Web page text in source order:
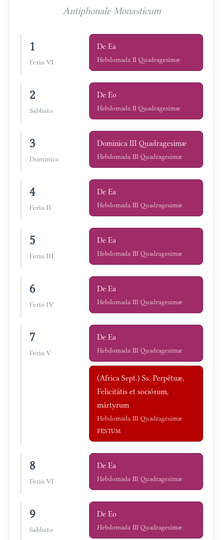
Antiphonale Monasticum
1
Feria VI
De Ea
Hebdomada II Quadragesimæ
2
Sabbato
De Eo
Hebdomada II Quadragesimæ
3
Dominica
Dominica III Quadragesimæ
Hebdomada III Quadragesimæ
4
Feria II
De Ea
Hebdomada III Quadragesimæ
5
Feria III
De Ea
Hebdomada III Quadragesimæ
6
Feria IV
De Ea
Hebdomada III Quadragesimæ
7
Feria V
De Ea
Hebdomada III Quadragesimæ
(Africa Sept.) Ss. Perpétuæ,
Felicitátis et sociórum,
mártyrum
Hebdomada III Quadragesimæ
FESTUM
8
Feria VI
De Ea
Hebdomada III Quadragesimæ
9
Sabbato
De Eo
Hebdomada III Quadragesimæ